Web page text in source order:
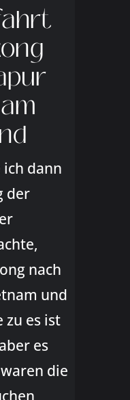
ich dann
der
nach
und
zu es ist
es
die